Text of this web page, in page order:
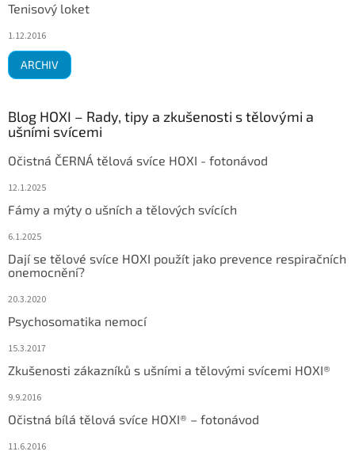
Tenisový loket
1.12.2016
ARCHIV
Blog HOXI – Rady, tipy a zkušenosti s tělovými a
ušními svícemi
Očistná ČERNÁ tělová svíce HOXI - fotonávod
12.1.2025
Fámy a mýty o ušních a tělových svících
6.1.2025
Dají se tělové svíce HOXI použít jako prevence respiračních
onemocnění?
20.3.2020
Psychosomatika nemocí
15.3.2017
Zkušenosti zákazníků s ušními a tělovými svícemi HOXI®
9.9.2016
Očistná bílá tělová svíce HOXI® – fotonávod
11.6.2016